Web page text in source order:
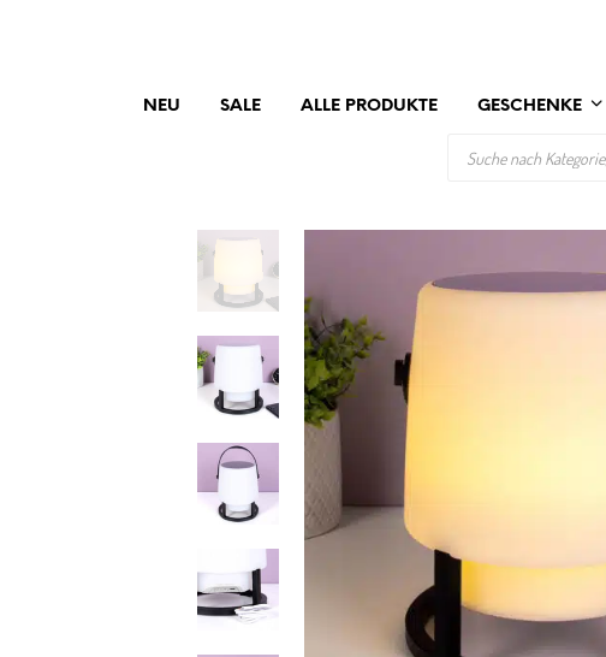
NEU SALE ALLE PRODUKTE GESCHENKE